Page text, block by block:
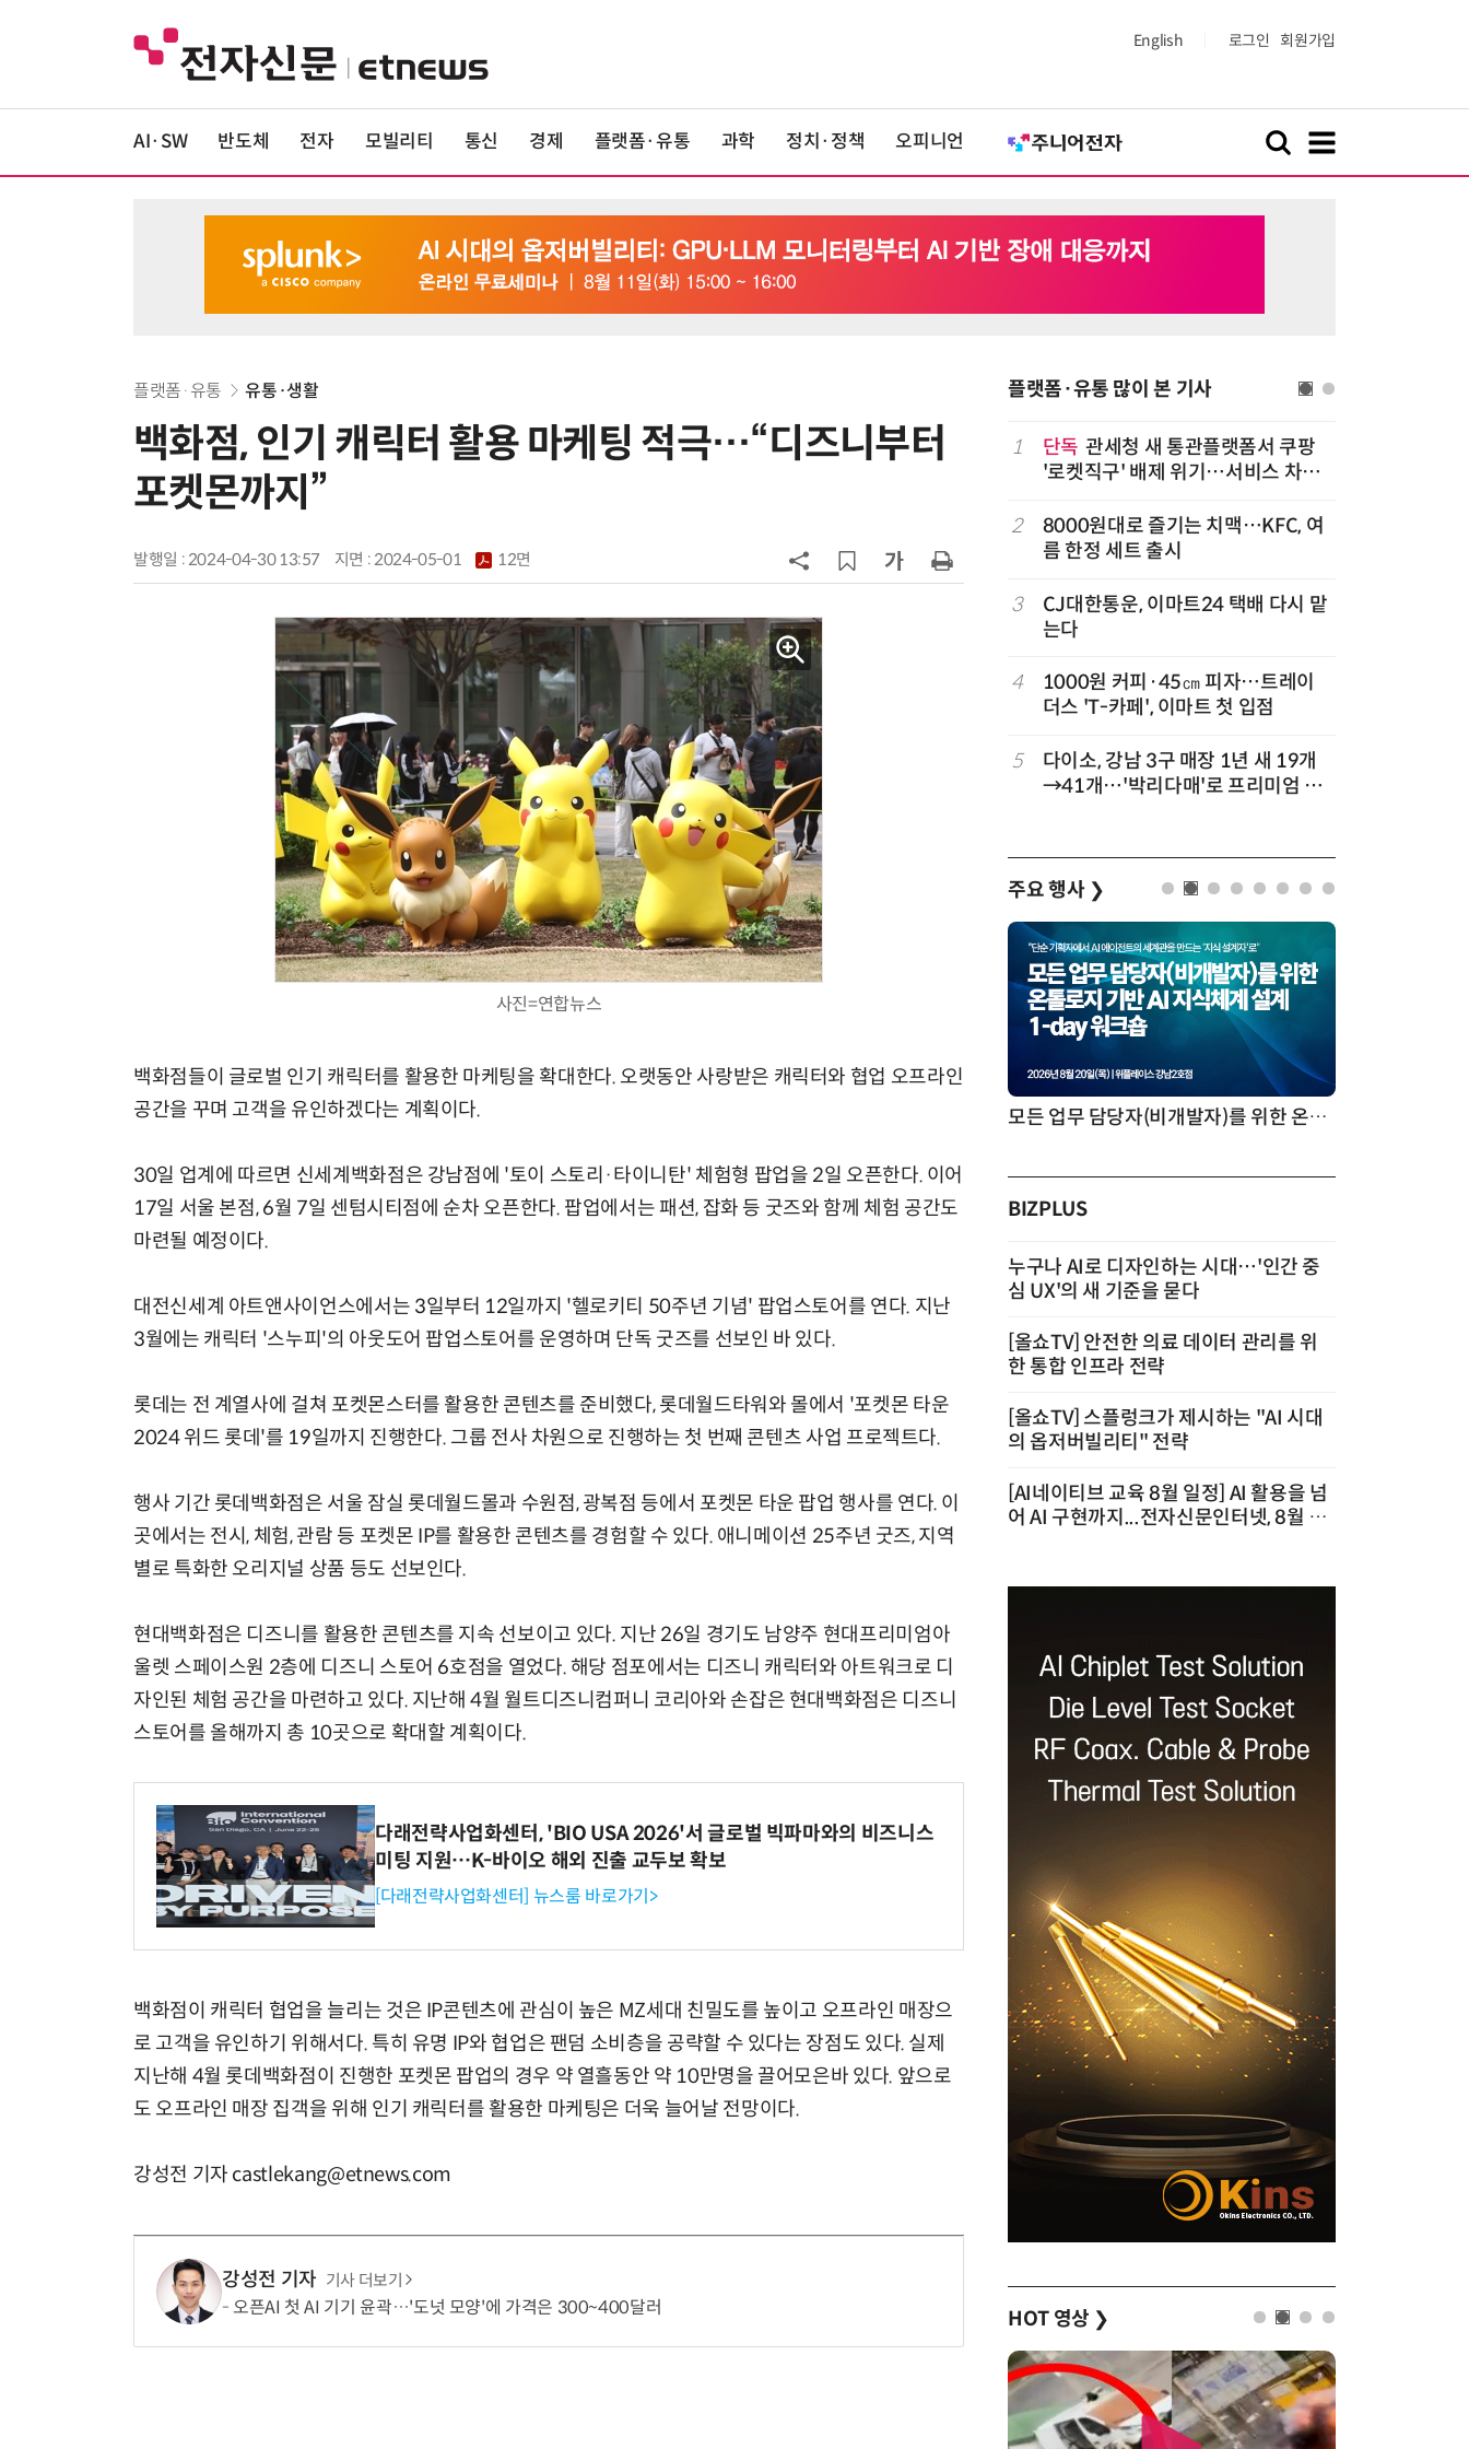
English 로그인 회원가입
AI·SW 반도체 전자 모빌리티 통신 경제 플랫폼·유통 과학 정치·정책 오피니언
플랫폼·유통 유통·생활
백화점, 인기 캐릭터 활용 마케팅 적극…“디즈니부터
포켓몬까지”
발행일 : 2024-04-30 13:57 지면 :2024-05-01 12면
사진=연합뉴스
백화점들이 글로벌 인기 캐릭터를 활용한 마케팅을 확대한다. 오랫동안 사랑받은 캐릭터와 협업 오프라인
공간을 꾸며 고객을 유인하겠다는 계획이다.
30일 업계에 따르면 신세계백화점은 강남점에 '토이 스토리·타이니탄' 체험형 팝업을 2일 오픈한다. 이어
17일 서울 본점, 6월 7일 센텀시티점에 순차 오픈한다. 팝업에서는 패션, 잡화 등 굿즈와 함께 체험 공간도
마련될 예정이다.
대전신세계 아트앤사이언스에서는 3일부터 12일까지 '헬로키티 50주년 기념' 팝업스토어를 연다. 지난
3월에는 캐릭터 '스누피'의 아웃도어 팝업스토어를 운영하며 단독 굿즈를 선보인 바 있다.
롯데는 전 계열사에 걸쳐 포켓몬스터를 활용한 콘텐츠를 준비했다, 롯데월드타워와 몰에서 '포켓몬 타운
2024 위드 롯데'를 19일까지 진행한다. 그룹 전사 차원으로 진행하는 첫 번째 콘텐츠 사업 프로젝트다.
행사 기간 롯데백화점은 서울 잠실 롯데월드몰과 수원점, 광복점 등에서 포켓몬 타운 팝업 행사를 연다. 이
곳에서는 전시, 체험, 관람 등 포켓몬 IP를 활용한 콘텐츠를 경험할 수 있다. 애니메이션 25주년 굿즈, 지역
별로 특화한 오리지널 상품 등도 선보인다.
현대백화점은 디즈니를 활용한 콘텐츠를 지속 선보이고 있다. 지난 26일 경기도 남양주 현대프리미엄아
울렛 스페이스원 2층에 디즈니 스토어 6호점을 열었다. 해당 점포에서는 디즈니 캐릭터와 아트워크로 디
자인된 체험 공간을 마련하고 있다. 지난해 4월 월트디즈니컴퍼니 코리아와 손잡은 현대백화점은 디즈니
스토어를 올해까지 총 10곳으로 확대할 계획이다.
다래전략사업화센터, 'BIO USA 2026'서 글로벌 빅파마와의 비즈니스
미팅 지원…K-바이오 해외 진출 교두보 확보
[다래전략사업화센터] 뉴스룸 바로가기>
백화점이 캐릭터 협업을 늘리는 것은 IP콘텐츠에 관심이 높은 MZ세대 친밀도를 높이고 오프라인 매장으
로 고객을 유인하기 위해서다. 특히 유명 IP와 협업은 팬덤 소비층을 공략할 수 있다는 장점도 있다. 실제
지난해 4월 롯데백화점이 진행한 포켓몬 팝업의 경우 약 열흘동안 약 10만명을 끌어모은바 있다. 앞으로
도 오프라인 매장 집객을 위해 인기 캐릭터를 활용한 마케팅은 더욱 늘어날 전망이다.
강성전 기자 castlekang@etnews.com
강성전 기자 기사 더보기
오픈AI 첫 AI 기기 윤곽…'도넛 모양'에 가격은 300~400달러
플랫폼·유통 많이 본 기사
6
상생협력법 개정안 '플랫폼 이중족
나-o' 음성 생성 기술 고도화
박…2년치 이익 넘어서
9
세븐일레븐, 해외 지역 명물 라면 판
매 300만개 돌파
10 “쿠팡, 7월 결제액 6조1100억 '역대
최대'…쿠팡이츠도 신기록”
1 단독 관세청 새 통관플랫폼서 쿠팡
'로켓직구' 배제 위기…서비스 차질
2
8000원대로 즐기는 치맥…KFC, 여
름 한정 세트 출시
3
CJ대한통운, 이마트24 택배 다시 맡
는다
4
1000원 커피·45㎝ 피자…트레이
더스 'T-카페', 이마트 첫 입점
5
다이소, 강남 3구 매장 1년 새 19개
→41개…'박리다매'로 프리미엄 상
주요 행사 ❯
모든 업무 담당자(비개발자)를 위한 온톨로지 기반 AI 지식체계 설계 1-day 워크숍
BIZPLUS
누구나 AI로 디자인하는 시대…'인간 중
심 UX'의 새 기준을 묻다
[올쇼TV] 안전한 의료 데이터 관리를 위
한 통합 인프라 전략
[올쇼TV] 스플렁크가 제시하는 "AI 시대
의 옵저버빌리티" 전략
[AI네이티브 교육 8월 일정] AI 활용을 넘
어 AI 구현까지...전자신문인터넷, 8월 실
HOT 영상 ❯